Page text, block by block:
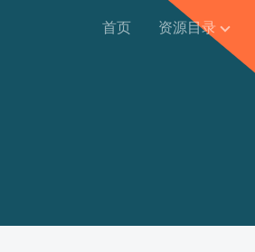
首页 资源目录